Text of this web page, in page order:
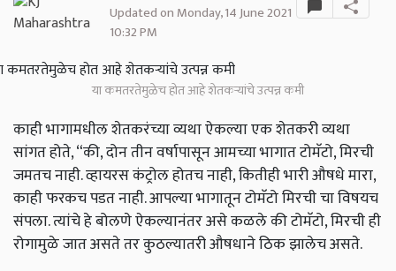
Updated on Monday, 14 June 2021
10:32 PM
या कमतरतेमुळेच होत आहे शेतकऱ्यांचे उत्पन्न कमी
काही भागामधील शेतकरंच्या व्यथा ऐकल्या एक शेतकरी व्यथा
सांगत होते, “की, दोन तीन वर्षापासून आमच्या भागात टोमॅटो, मिरची
जमतच नाही. व्हायरस कंट्रोल होतच नाही, कितीही भारी औषधे मारा,
काही फरकच पडत नाही. आपल्या भागातून टोमॅटो मिरची चा विषयच
संपला. त्यांचे हे बोलणे ऐकल्यानंतर असे कळले की टोमॅटो, मिरची ही
रोगामुळे जात असते तर कुठल्यातरी औषधाने ठिक झालेच असते.